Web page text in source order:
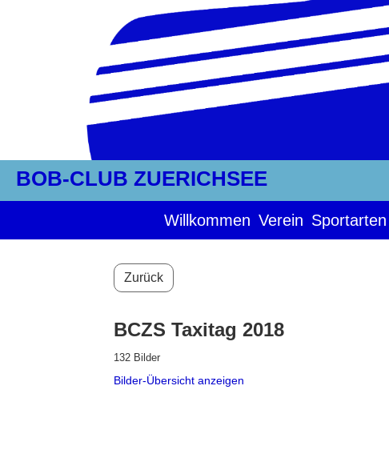
BOB-CLUB ZUERICHSEE
Willkommen Verein Sportarten
Zurück
BCZS Taxitag 2018
132 Bilder
Bilder-Übersicht anzeigen